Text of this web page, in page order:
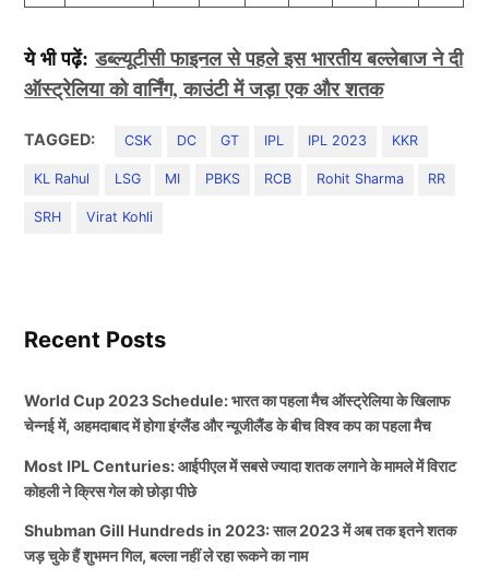
ये भी पढ़ें:डब्ल्यूटीसी फाइनल से पहले इस भारतीय बल्लेबाज ने दी
ऑस्ट्रेलिया को वार्निंग, काउंटी में जड़ा एक और शतक
TAGGED: CSK DC GT IPL IPL 2023 KKR
KL Rahul LSG MI PBKS RCB Rohit Sharma RR
SRH Virat Kohli
Recent Posts
World Cup 2023 Schedule: भारत का पहला मैच ऑस्ट्रेलिया के खिलाफ
चेन्नई में, अहमदाबाद में होगा इंग्लैंड और न्यूजीलैंड के बीच विश्व कप का पहला मैच
Most IPL Centuries: आईपीएल में सबसे ज्यादा शतक लगाने के मामले में विराट
कोहली ने क्रिस गेल को छोड़ा पीछे
Shubman Gill Hundreds in 2023: साल 2023 में अब तक इतने शतक
जड़ चुके हैं शुभमन गिल, बल्ला नहीं ले रहा रूकने का नाम